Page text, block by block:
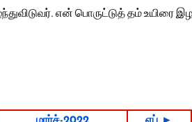
என் பொருட்டுத் தம்